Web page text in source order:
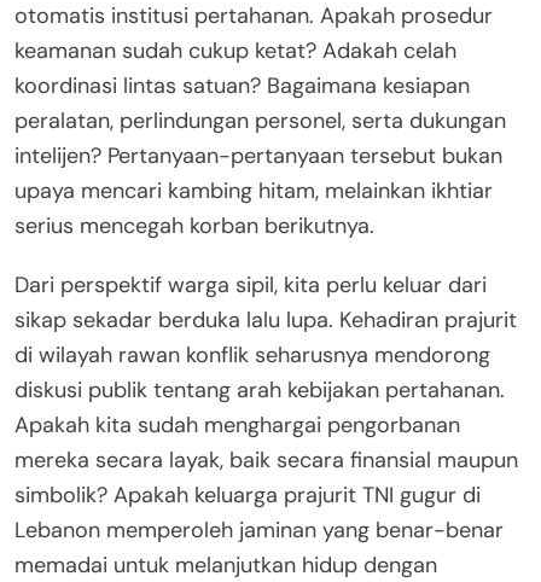
otomatis institusi pertahanan. Apakah prosedur
keamanan sudah cukup ketat? Adakah celah
koordinasi lintas satuan? Bagaimana kesiapan
peralatan, perlindungan personel, serta dukungan
intelijen? Pertanyaan-pertanyaan tersebut bukan
upaya mencari kambing hitam, melainkan ikhtiar
serius mencegah korban berikutnya.
Dari perspektif warga sipil, kita perlu keluar dari
sikap sekadar berduka lalu lupa. Kehadiran prajurit
di wilayah rawan konflik seharusnya mendorong
diskusi publik tentang arah kebijakan pertahanan.
Apakah kita sudah menghargai pengorbanan
mereka secara layak, baik secara finansial maupun
simbolik? Apakah keluarga prajurit TNI gugur di
Lebanon memperoleh jaminan yang benar-benar
memadai untuk melanjutkan hidup dengan